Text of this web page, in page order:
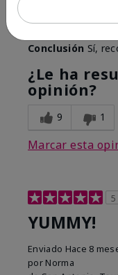
Mostrar Traducción
Conclusión Sí,
¿Le ha
opinión?
9 1
Marcar esta
5
YUMMY!
Enviado Hace 8
por Norma